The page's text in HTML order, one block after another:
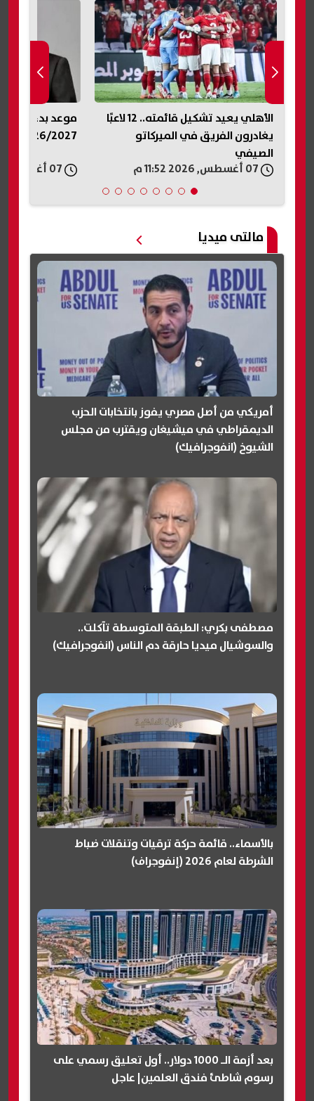
الأهلي يعيد تشكيل قائمته.. 12 لاعبًا
يغادرون الفريق في الميركاتو
الصيفي
موعد بدء العام
2026/2027.. الخريطة الزمنية
مالتى ميديا
أمريكي من أصل مصري يفوز بانتخابات الحزب
الديمقراطي في ميشيغان ويقترب من مجلس
الشيوخ (انفوجرافيك)
مصطفى بكري: الطبقة المتوسطة تآكلت..
والسوشيال ميديا حارقة دم الناس (انفوجرافيك)
بالأسماء.. قائمة حركة ترقيات وتنقلات ضباط
الشرطة لعام 2026 (إنفوجراف)
بعد أزمة الـ 1000 دولار.. أول تعليق رسمي على
رسوم شاطئ فندق العلمين| عاجل